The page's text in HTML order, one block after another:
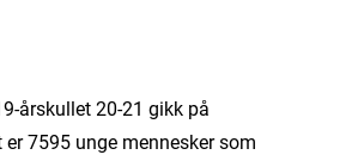
årskullet 20-21 gikk på
7595 unge mennesker som